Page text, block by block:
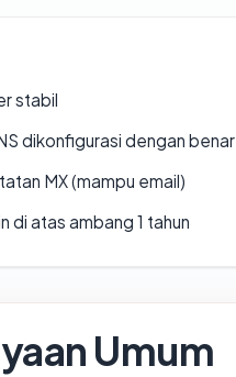
stabil
dikonfigurasi dengan benar
MX (mampu email)
di atas ambang 1 tahun
Umum